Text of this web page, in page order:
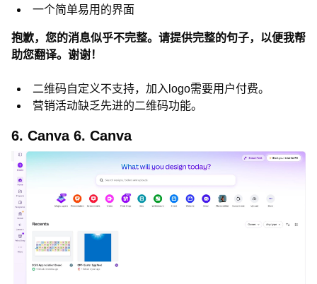
一个简单易用的界面
抱歉，您的消息似乎不完整。请提供完整的句子，以便我帮
助您翻译。谢谢！
二维码自定义不支持，加入logo需要用户付费。
营销活动缺乏先进的二维码功能。
6. Canva 6. Canva